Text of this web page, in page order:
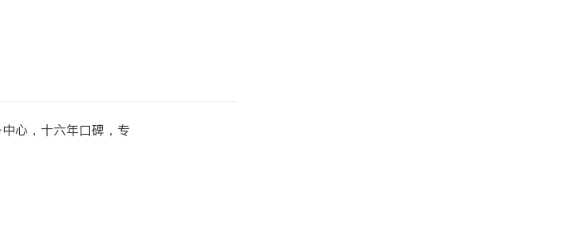
心，十六年口碑，专